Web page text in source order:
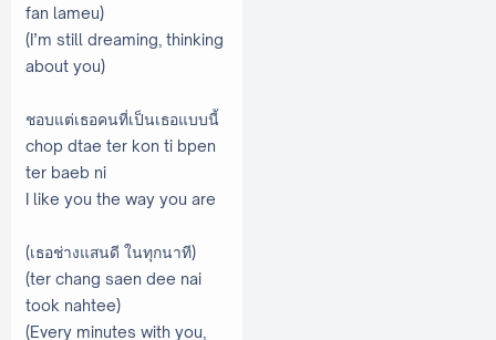
fan lameu)
(I’m still dreaming, thinking
about you)
ชอบแต่เธอคนที่เป็นเธอแบบนี้
chop dtae ter kon ti bpen
ter baeb ni
I like you the way you are
(เธอช่างแสนดี ในทุกนาที)
(ter chang saen dee nai
took nahtee)
(Every minutes with you,